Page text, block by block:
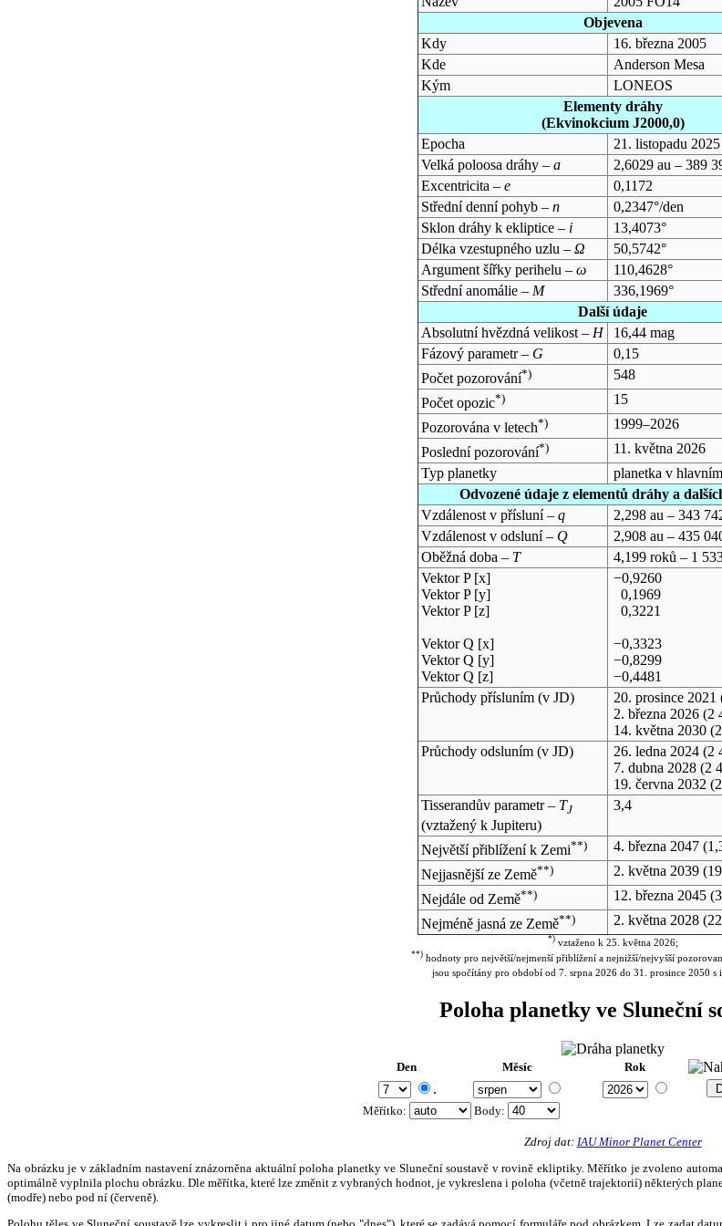
Objevena
Kdy
16. března 2005
Kde
Anderson Mesa
Kým
LONEOS
Elementy dráhy
(Ekvinokcium J2000,0)
Epocha
21. listopadu
Velká poloosa dráhy – a
2,6029 au – 389
Excentricita – e
0,1172
Střední denní pohyb – n
0,2347°/den
Sklon dráhy k ekliptice – i
13,4073°
Délka vzestupného uzlu – Ω
50,5742°
Argument šířky perihelu – ω
110,4628°
Střední anomálie – M
336,1969°
Další údaje
Absolutní hvězdná velikost – H
16,44 mag
Fázový parametr – G
0,15
Počet pozorování*)
548
Počet opozic*)
15
Pozorována v letech*)
1999–2026
Poslední pozorování*)
11. května 2026
Typ planetky
planetka v
Odvozené údaje z elementů dráhy a
Vzdálenost v přísluní – q
2,298 au – 343
Vzdálenost v odsluní – Q
2,908 au – 435
Oběžná doba – T
4,199 roků – 1
Vektor P [x]
Vektor P [y]
Vektor P [z]
Vektor Q [x]
Vektor Q [y]
Vektor Q [z]
−0,9260
0,1969
0,3221
−0,3323
−0,8299
−0,4481
Průchody přísluním (v JD) 20. prosince 2021
2. března 2026(2
14. května 2030(2
Průchody odsluním (v JD) 26. ledna 2024(2
7. dubna 2028(2
19. června 2032
Tisserandův parametr – TJ
(vztažený k Jupiteru)
3,4
Největší přiblížení k Zemi**) 4. března 2047
Nejjasnější ze Země**) 2. května 2039
Nejdále od Země**) 12. března 2045
Nejméně jasná ze Země**) 2. května 2028
*)vztaženo k 25. května 2026;
**) hodnoty pro největší/nejmenší přiblížení a nejnižší/nejvyšší
jsou spočítány pro období od 7. srpna 2026 do 31. prosince 2050 s
Poloha planetky ve Sluneční
Den Měsíc Rok
.
Měřítko: Body:
Zdroj dat: IAU Minor Planet Center
Na obrázku je v základním nastavení znázorněna aktuální poloha planetky ve Sluneční soustavě v rovině ekliptiky. Měřítko je zvoleno
optimálně vyplnila plochu obrázku. Dle měřítka, které lze změnit z vybraných hodnot, je vykreslena i poloha (včetně trajektorií) některých
(modře) nebo pod ní (červeně).